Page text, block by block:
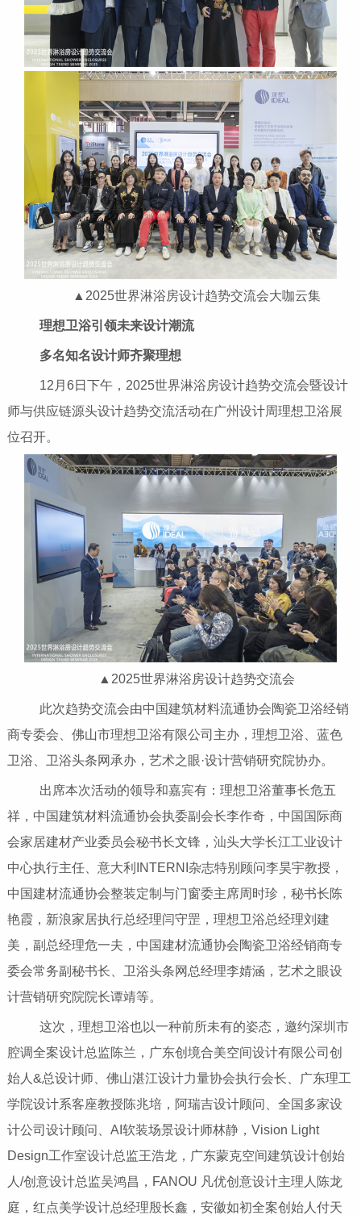
▲2025世界淋浴房设计趋势交流会大咖云集
理想卫浴引领未来设计潮流
多名知名设计师齐聚理想
12月6日下午，2025世界淋浴房设计趋势交流会暨设计
师与供应链源头设计趋势交流活动在广州设计周理想卫浴展
位召开。
▲2025世界淋浴房设计趋势交流会
此次趋势交流会由中国建筑材料流通协会陶瓷卫浴经销
商专委会、佛山市理想卫浴有限公司主办，理想卫浴、蓝色
卫浴、卫浴头条网承办，艺术之眼·设计营销研究院协办。
出席本次活动的领导和嘉宾有：理想卫浴董事长危五
祥，中国建筑材料流通协会执委副会长李作奇，中国国际商
会家居建材产业委员会秘书长文锋，汕头大学长江工业设计
中心执行主任、意大利INTERNI杂志特别顾问李昊宇教授，
中国建材流通协会整装定制与门窗委主席周时珍，秘书长陈
艳霞，新浪家居执行总经理闫守罡，理想卫浴总经理刘建
美，副总经理危一夫，中国建材流通协会陶瓷卫浴经销商专
委会常务副秘书长、卫浴头条网总经理李婧涵，艺术之眼设
计营销研究院院长谭靖等。
这次，理想卫浴也以一种前所未有的姿态，邀约深圳市
腔调全案设计总监陈兰，广东创境合美空间设计有限公司创
始人&总设计师、佛山湛江设计力量协会执行会长、广东理工
学院设计系客座教授陈兆培，阿瑞吉设计顾问、全国多家设
计公司设计顾问、AI软装场景设计师林静，Vision Light
Design工作室设计总监王浩龙，广东蒙克空间建筑设计创始
人/创意设计总监吴鸿昌，FANOU 凡优创意设计主理人陈龙
庭，红点美学设计总经理殷长鑫，安徽如初全案创始人付天